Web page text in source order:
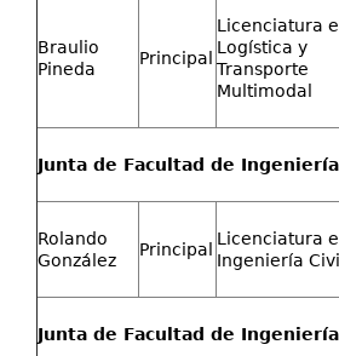
Braulio
Pineda
Principal
Licenciatura
Logística y
Transporte
Multimodal
Junta de Facultad de
Rolando
González
Principal
Licenciatura
Ingeniería
Junta de Facultad de